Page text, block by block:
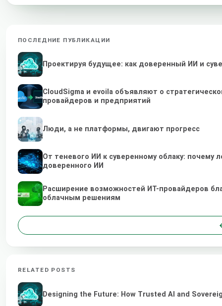
ПОСЛЕДНИЕ ПУБЛИКАЦИИ
Проектируя будущее: как доверенный ИИ и
CloudSigma и evoila объявляют о
провайдеров и предприятий
Люди, а не платформы, двигают прогресс
От теневого ИИ к суверенному облаку:
доверенного ИИ
Расширение возможностей ИТ-провайдеров
облачным решениям
RELATED POSTS
Designing the Future: How Trusted AI and